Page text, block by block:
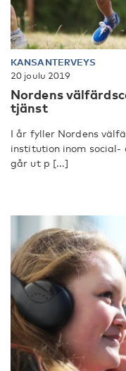
KANSANTERVEYS
20 joulu 2019
Nordens
tjänst
I år fyller Nordens
institution inom social-
går ut p [...]